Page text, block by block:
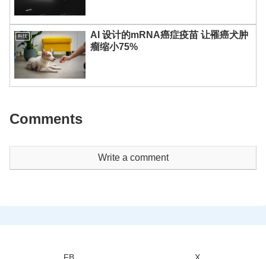
科技
AI 设计的mRNA癌症疫苗 让罹癌犬肿
瘤缩小75%
Comments
Write a comment